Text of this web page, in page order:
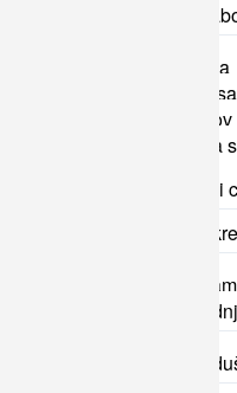
Enota za
Fizioterapija
Nenujni in
prevozi pacientov
Patronažna
Zdravstveni
Center za
Razvojna
centrom za
Center za